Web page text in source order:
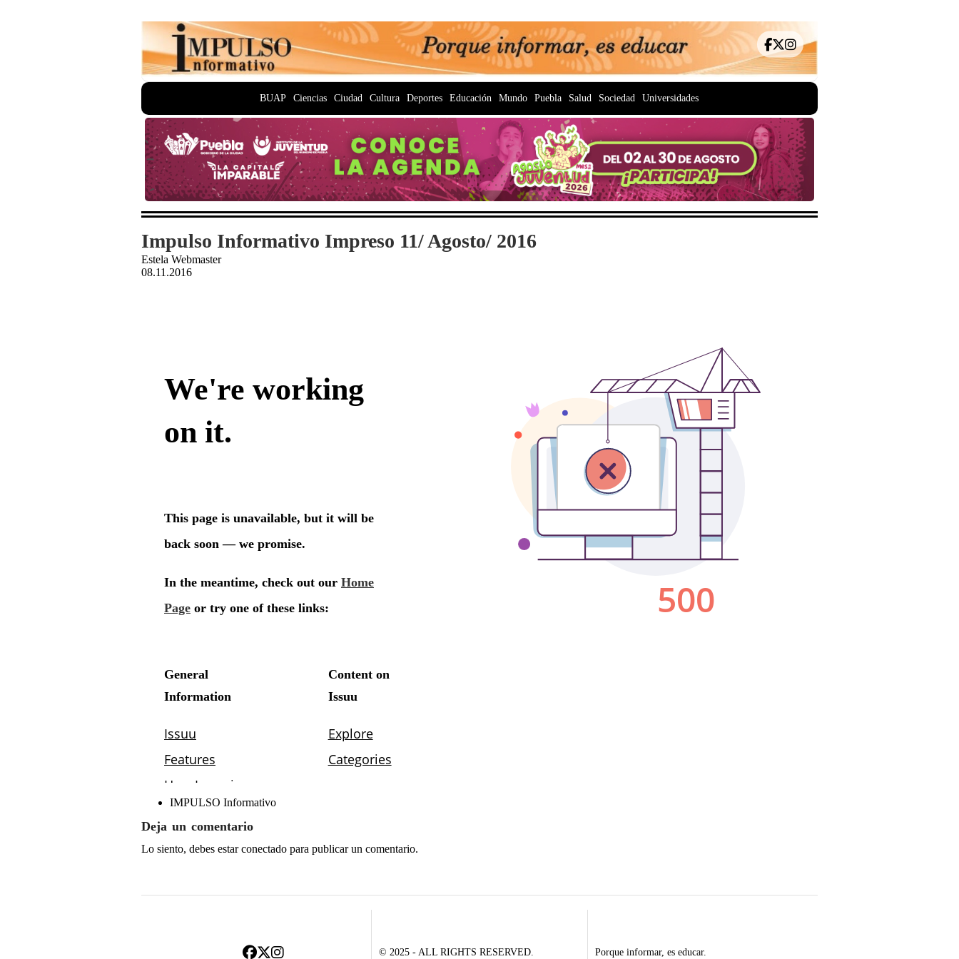
BUAP Ciencias Ciudad Cultura Deportes Educación Mundo Puebla Salud Sociedad Universidades
Impulso Informativo Impreso 11/ Agosto/ 2016
Estela Webmaster
08.11.2016
IMPULSO Informativo
Deja un comentario
Lo siento, debes estarconectado para publicar un comentario.
© 2025 - ALL RIGHTS RESERVED. Porque informar, es educar.